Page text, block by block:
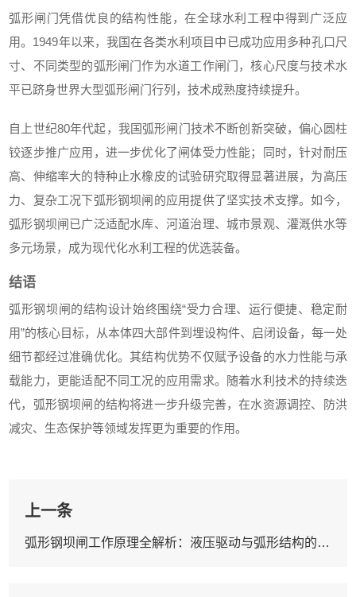
弧形闸门凭借优良的结构性能，在全球水利工程中得到广泛应
用。1949年以来，我国在各类水利项目中已成功应用多种孔口尺
寸、不同类型的弧形闸门作为水道工作闸门，核心尺度与技术水
平已跻身世界大型弧形闸门行列，技术成熟度持续提升。
自上世纪80年代起，我国弧形闸门技术不断创新突破，偏心圆柱
铰逐步推广应用，进一步优化了闸体受力性能；同时，针对耐压
高、伸缩率大的特种止水橡皮的试验研究取得显著进展，为高压
力、复杂工况下弧形钢坝闸的应用提供了坚实技术支撑。如今，
弧形钢坝闸已广泛适配水库、河道治理、城市景观、灌溉供水等
多元场景，成为现代化水利工程的优选装备。
结语
弧形钢坝闸的结构设计始终围绕“受力合理、运行便捷、稳定耐
用”的核心目标，从本体四大部件到埋设构件、启闭设备，每一处
细节都经过准确优化。其结构优势不仅赋予设备的水力性能与承
载能力，更能适配不同工况的应用需求。随着水利技术的持续迭
代，弧形钢坝闸的结构将进一步升级完善，在水资源调控、防洪
减灾、生态保护等领域发挥更为重要的作用。
上一条
弧形钢坝闸工作原理全解析：液压驱动与弧形结构的协同优势